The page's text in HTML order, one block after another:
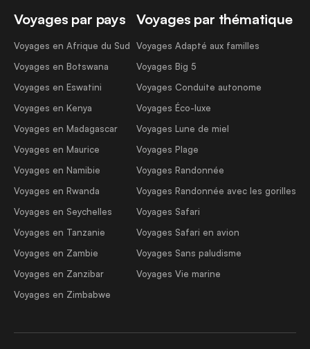
Voyages par pays
Voyages en Afrique du Sud
Voyages en Botswana
Voyages en Eswatini
Voyages en Kenya
Voyages en Madagascar
Voyages en Maurice
Voyages en Namibie
Voyages en Rwanda
Voyages en Seychelles
Voyages en Tanzanie
Voyages en Zambie
Voyages en Zanzibar
Voyages en Zimbabwe
Voyages par thématique
Voyages Adapté aux familles
Voyages Big 5
Voyages Conduite autonome
Voyages Éco-luxe
Voyages Lune de miel
Voyages Plage
Voyages Randonnée
Voyages Randonnée avec les gorilles
Voyages Safari
Voyages Safari en avion
Voyages Sans paludisme
Voyages Vie marine